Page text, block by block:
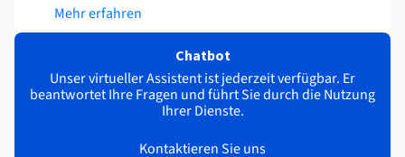
Mehr erfahren
Chatbot
Unser virtueller Assistent ist jederzeit verfügbar. Er
beantwortet Ihre Fragen und führt Sie durch die Nutzung
Ihrer Dienste.
Kontaktieren Sie uns